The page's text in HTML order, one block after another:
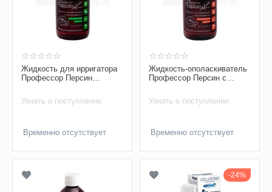
Жидкость для ирригатора
Профессор Персин
защиты» с комплексом
тра...
Узнать о поступлении
Временно отсутствует
Жидкость-ополаскиватель
Профессор Персин с
фтором
Узнать о поступлении
Временно отсутствует
24%